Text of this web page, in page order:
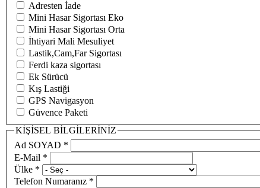
Adresten İade
Mini Hasar Sigortası Eko
Mini Hasar Sigortası Orta
İhtiyari Mali Mesuliyet
Lastik,Cam,Far Sigortası
Ferdi kaza sigortası
Ek Sürücü
Kış Lastiği
GPS Navigasyon
Güvence Paketi
KİŞİSEL BİLGİLERİNİZ
Ad SOYAD *
E-Mail *
Ülke *
Telefon Numaranız *